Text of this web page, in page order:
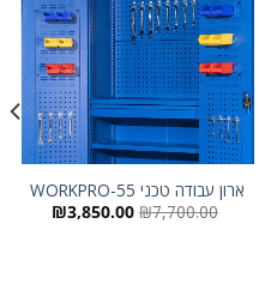
ארון עבודה טכני WORKPRO-55
₪7,700.00 המחיר ₪3,850.00